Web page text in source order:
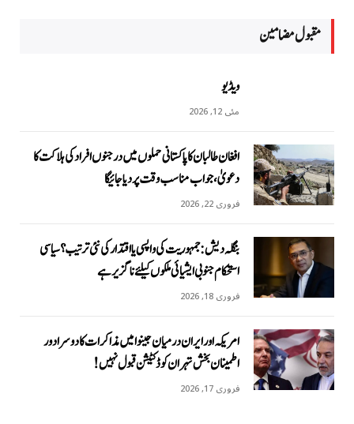
مقبول مضامين
ویڈیو
مئی 12, 2026
افغان طالبان کا پاکستانی حملوں میں درجنوں افراد کی ہلاکت کا
دعویٰ، جواب مناسب وقت پر دیا جائیگا
فروری 22, 2026
بنگلہ دیش: جمہوریت کی واپسی یا اقتدار کی نئی ترتیب؟ سیاسی
استحکام جنوبی ایشیائی ملکوں کیلئے ناگزیر ہے
فروری 18, 2026
امریکہ اور ایران درمیان جینوا میں مذاکرات کا دوسرا دور
اطمینان بخش تہران کو ڈکٹیشن قبول نہیں!
فروری 17, 2026